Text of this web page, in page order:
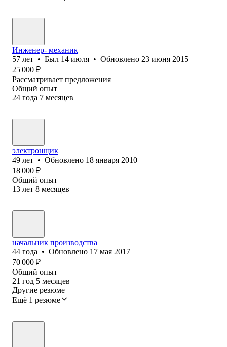
Инженер- механик
57 лет • Был 14 июля • Обновлено 23 июня 2015
25 000 ₽
Рассматривает предложения
Общий опыт
24 года 7 месяцев
электронщик
49 лет • Обновлено 18 января 2010
18 000 ₽
Общий опыт
13 лет 8 месяцев
начальник производства
44 года • Обновлено 17 мая 2017
70 000 ₽
Общий опыт
21 год 5 месяцев
Другие резюме
Ещё 1 резюме